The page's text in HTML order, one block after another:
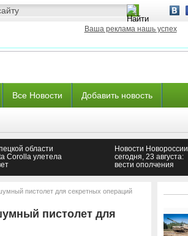
Ваша реклама нашь успех
Все Новости Добавить новость
области
Corolla улетела
Новости Новороссии
сегодня, 23 августа:
вести ополчения
на 23.08.2017
пистолет для секретных операций
пистолет для